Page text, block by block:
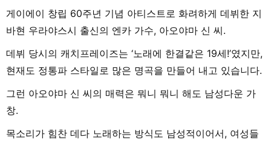
게이에이 창립 60주년 기념 아티스트로 화려하게 데뷔한 지
바현 우라야스시 출신의 엔카 가수, 아오야마 신 씨.
데뷔 당시의 캐치프레이즈는 ‘노래에 한결같은 19세!’였지만,
현재도 정통파 스타일로 많은 명곡을 만들어 내고 있습니다.
그런 아오야마 신 씨의 매력은 뭐니 뭐니 해도 남성다운 가
창.
목소리가 힘찬 데다 노래하는 방식도 남성적이어서, 여성들